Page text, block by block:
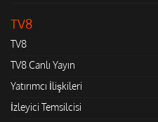
TV8
TV8
TV8 Canlı Yayın
Yatırımcı İlişkileri
İzleyici Temsilcisi